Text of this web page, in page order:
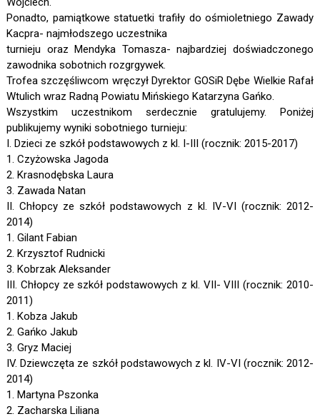
Ponadto, pamiątkowe statuetki trafiły do ośmioletniego Zawady
Kacpra- najmłodszego uczestnika
turnieju oraz Mendyka Tomasza- najbardziej doświadczonego
zawodnika sobotnich rozgrgywek.
Trofea szczęśliwcom wręczył Dyrektor GOSiR Dębe Wielkie Rafał
Wtulich wraz Radną Powiatu Mińskiego Katarzyna Gańko.
Wszystkim uczestnikom serdecznie gratulujemy. Poniżej
publikujemy wyniki sobotniego turnieju:
I. Dzieci ze szkół podstawowych z kl. I-III (rocznik: 2015-2017)
1. Czyżowska Jagoda
2. Krasnodębska Laura
3. Zawada Natan
II. Chłopcy ze szkół podstawowych z kl. IV-VI (rocznik: 2012-
2014)
1. Gilant Fabian
2. Krzysztof Rudnicki
3. Kobrzak Aleksander
III. Chłopcy ze szkół podstawowych z kl. VII- VIII (rocznik: 2010-
2011)
1. Kobza Jakub
2. Gańko Jakub
3. Gryz Maciej
IV. Dziewczęta ze szkół podstawowych z kl. IV-VI (rocznik: 2012-
2014)
1. Martyna Pszonka
2. Zacharska Liliana